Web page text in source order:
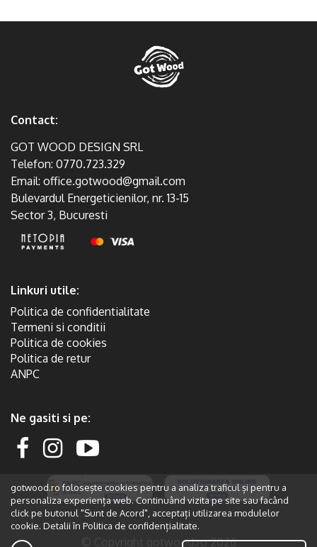
gotwood.ro folosește cookies pentru a analiza traficul și pentru a
personaliza experiența web. Continuând vizita pe site sau facând
click pe butonul "Sunt de Acord", acceptați utilizarea modulelor
cookie. Detalii în Politica de confidențialitate.
Contact:
GOT WOOD DESIGN SRL
Telefon: 0770.723.329
Email: office.gotwood@gmail.com
Bulevardul Energeticienilor, nr. 13-15
Sector 3, Bucuresti
Linkuri utile:
Politica de confidentialitate
Termeni si conditii
Politica de cookies
Politica de retur
ANPC
Ne gasiti si pe:
© Copyright gotwood.ro 2026